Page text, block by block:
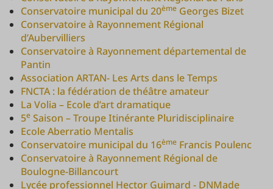
Conservatoire municipal du 20ème Georges Bizet
Conservatoire à Rayonnement Régional
d’Aubervilliers
Conservatoire à Rayonnement départemental de
Pantin
Association ARTAN- Les Arts dans le Temps
FNCTA : la fédération de théâtre amateur
La Volia – Ecole d’art dramatique
5e Saison – Troupe Itinérante Pluridisciplinaire
Ecole Aberratio Mentalis
Conservatoire municipal du 16ème Francis Poulenc
Conservatoire à Rayonnement Régional de
Boulogne-Billancourt
Lycée professionnel Hector Guimard - DNMade